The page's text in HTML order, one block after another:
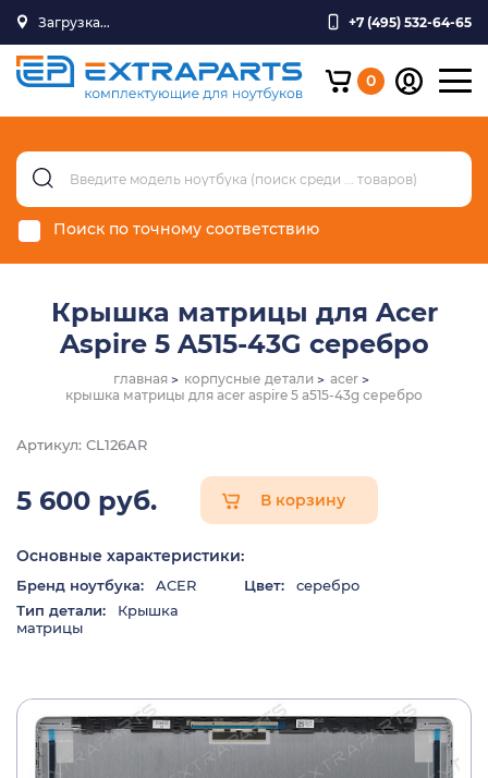
Загрузка... +7 (495) 532-64-65
0
Поиск по точному соответствию
Крышка матрицы для Acer
Aspire 5 A515-43G серебро
главная корпусные детали
acer
крышка матрицы для acer aspire 5 a515-43g серебро
Артикул: CL126AR
5 600 руб. В корзину
Основные характеристики:
Бренд ноутбука: ACER Цвет:
серебро
Тип детали:
Крышка
матрицы